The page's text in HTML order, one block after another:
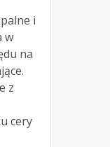
i
w
na
z
cery